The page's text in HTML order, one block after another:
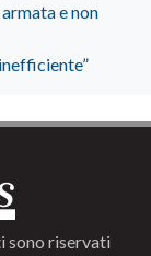
e non
sono riservati